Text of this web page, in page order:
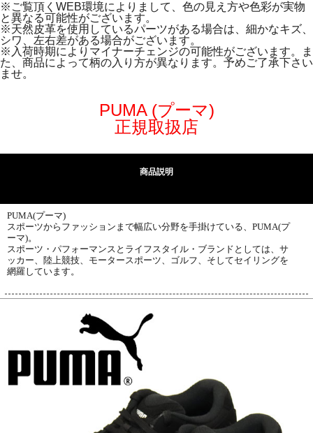
※ご覧頂くWEB環境によりまして、色の見え方や色彩が実物
と異なる可能性がございます。
※天然皮革を使用しているパーツがある場合は、細かなキズ、
シワ、左右差がある場合がございます。
※入荷時期によりマイナーチェンジの可能性がございます。ま
た、商品によって柄の入り方が異なります。予めご了承下さい
ませ。
PUMA (プーマ)
正規取扱店
商品説明
PUMA(プーマ)
スポーツからファッションまで幅広い分野を手掛けている、PUMA(プ
ーマ)。
スポーツ・パフォーマンスとライフスタイル・ブランドとしては、サ
ッカー、陸上競技、モータースポーツ、ゴルフ、そしてセイリングを
網羅しています。